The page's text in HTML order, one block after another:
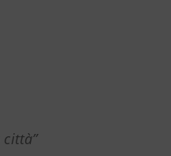
città”